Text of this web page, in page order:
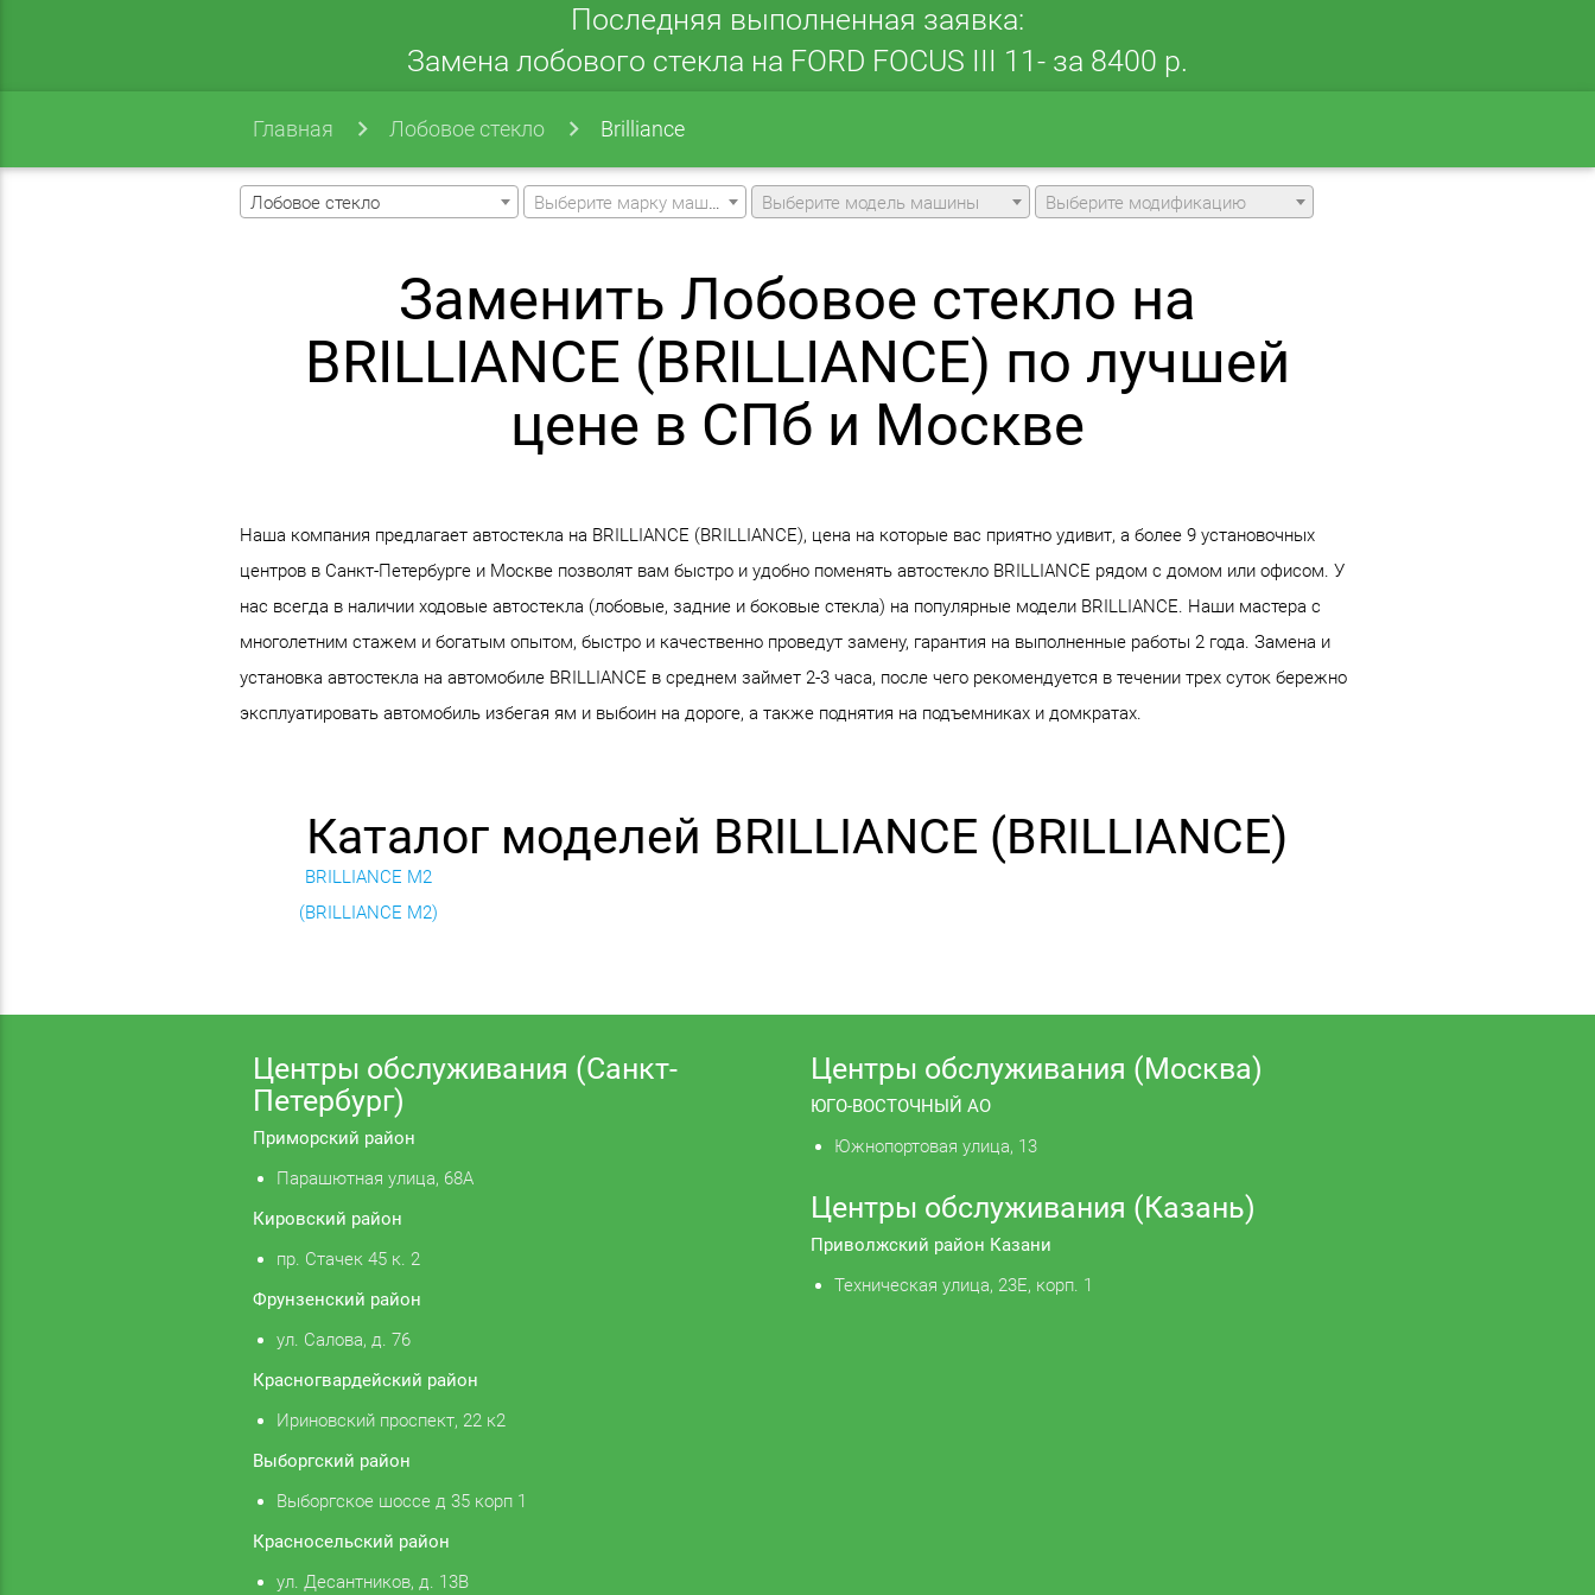
Последняя выполненная заявка:
Замена лобового стекла на FORD FOCUS III 11- за 8400 р.
Главная Лобовое стекло Brilliance
Лобовое стекло Выберите марку машины Выберите модель машины Выберите модификацию
Заменить Лобовое стекло на
BRILLIANCE (BRILLIANCE) по лучшей
цене в СПб и Москве
Наша компания предлагает автостекла на BRILLIANCE (BRILLIANCE), цена на которые вас приятно удивит, а более 9 установочных
центров в Санкт-Петербурге и Москве позволят вам быстро и удобно поменять автостекло BRILLIANCE рядом с домом или офисом. У
нас всегда в наличии ходовые автостекла (лобовые, задние и боковые стекла) на популярные модели BRILLIANCE. Наши мастера с
многолетним стажем и богатым опытом, быстро и качественно проведут замену, гарантия на выполненные работы 2 года. Замена и
установка автостекла на автомобиле BRILLIANCE в среднем займет 2-3 часа, после чего рекомендуется в течении трех суток бережно
эксплуатировать автомобиль избегая ям и выбоин на дороге, а также поднятия на подъемниках и домкратах.
Каталог моделей BRILLIANCE (BRILLIANCE)
BRILLIANCE M2
(BRILLIANCE M2)
Центры обслуживания (Санкт-
Петербург)
Приморский район
Парашютная улица, 68А
Кировский район
пр. Стачек 45 к. 2
Фрунзенский район
ул. Салова, д. 76
Красногвардейский район
Ириновский проспект, 22 к2
Выборгский район
Выборгское шоссе д 35 корп 1
Красносельский район
ул. Десантников, д. 13В
Центры обслуживания (Москва)
ЮГО-ВОСТОЧНЫЙ АО
Южнопортовая улица, 13
Центры обслуживания (Казань)
Приволжский район Казани
Техническая улица, 23Е, корп. 1